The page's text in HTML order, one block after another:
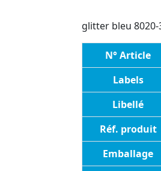
glitter bleu 8020-
N° Article
Labels
Libellé
Réf. produit
Emballage